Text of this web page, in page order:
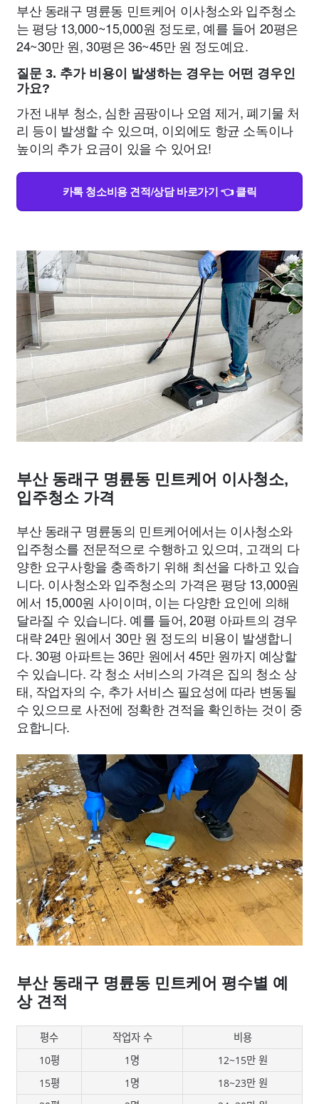
부산 동래구 명륜동 민트케어 이사청소와 입주청소
는 평당 13,000~15,000원 정도로, 예를 들어 20평은
24~30만 원, 30평은 36~45만 원 정도예요.
질문 3. 추가 비용이 발생하는 경우는 어떤 경우인
가요?
가전 내부 청소, 심한 곰팡이나 오염 제거, 폐기물 처
리 등이 발생할 수 있으며, 이외에도 항균 소독이나
높이의 추가 요금이 있을 수 있어요!
카톡 청소비용 견적/상담 바로가기 👈 클릭
부산 동래구 명륜동 민트케어 이사청소,
입주청소 가격
부산 동래구 명륜동의 민트케어에서는 이사청소와
입주청소를 전문적으로 수행하고 있으며, 고객의 다
양한 요구사항을 충족하기 위해 최선을 다하고 있습
니다. 이사청소와 입주청소의 가격은 평당 13,000원
에서 15,000원 사이이며, 이는 다양한 요인에 의해
달라질 수 있습니다. 예를 들어, 20평 아파트의 경우
대략 24만 원에서 30만 원 정도의 비용이 발생합니
다. 30평 아파트는 36만 원에서 45만 원까지 예상할
수 있습니다. 각 청소 서비스의 가격은 집의 청소 상
태, 작업자의 수, 추가 서비스 필요성에 따라 변동될
수 있으므로 사전에 정확한 견적을 확인하는 것이 중
요합니다.
부산 동래구 명륜동 민트케어 평수별 예
상 견적
평수 작업자 수
비용
10평
1명
12~15만 원
15평
1명
18~23만 원